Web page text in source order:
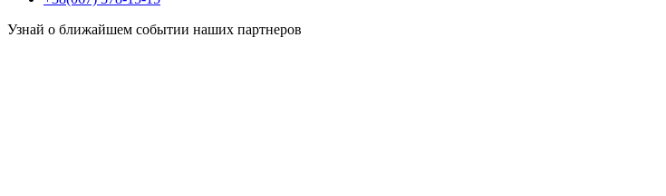
Узнай о ближайшем событии наших партнеров